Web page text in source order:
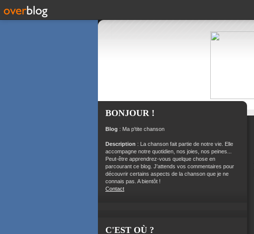
BONJOUR !
Blog : Ma p'tite chanson
Description : La chanson fait partie de notre vie. Elle
accompagne notre quotidien, nos joies, nos peines...
Peut-être apprendrez-vous quelque chose en
parcourant ce blog. J'attends vos commentaires pour
découvrir certains aspects de la chanson que je ne
connais pas. A bientôt !
Contact
C'EST OÙ ?